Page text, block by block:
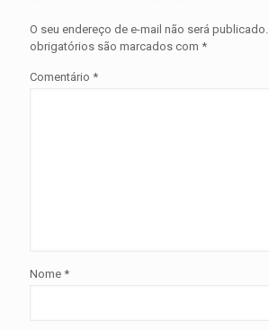
O seu endereço de e-mail não será publicado.
obrigatórios são marcados com *
Comentário *
Nome *